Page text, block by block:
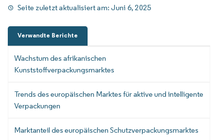
Seite zuletzt aktualisiert am:Juni 6, 2025
Verwandte Berichte
Wachstum des afrikanischen
Kunststoffverpackungsmarktes
Trends des europäischen Marktes für aktive und intelligente
Verpackungen
Marktanteil des europäischen Schutzverpackungsmarktes